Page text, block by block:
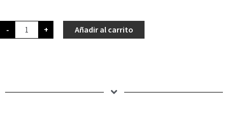
- + Añadir al carrito